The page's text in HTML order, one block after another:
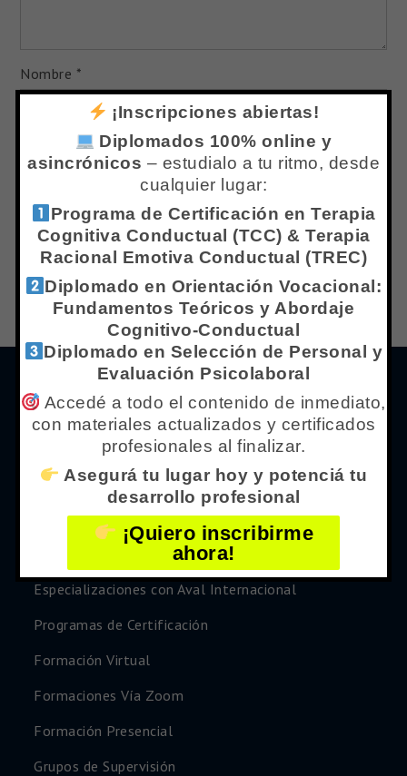
Nombre *
Correo electrónico*
Web
Menú de Navegación
¿Qué es Centro IPPC?
Nuestro Equipo
Especializaciones con Aval Internacional
Programas de Certificación
Formación Virtual
Formaciones Vía Zoom
Formación Presencial
Grupos de Supervisión
¡Inscripciones abiertas!
Diplomados 100% online y
asincrónicos – estudialo a tu ritmo, desde
cualquier lugar:
Programa de Certificación en Terapia
Cognitiva Conductual (TCC) & Terapia
Racional Emotiva Conductual (TREC)
Diplomado en Orientación Vocacional:
Fundamentos Teóricos y Abordaje
Cognitivo-Conductual
Diplomado en Selección de Personal y
Evaluación Psicolaboral
Accedé a todo el contenido de inmediato,
con materiales actualizados y certificados
profesionales al finalizar.
Asegurá tu lugar hoy y potenciá tu
desarrollo profesional
¡Quiero inscribirme
ahora!